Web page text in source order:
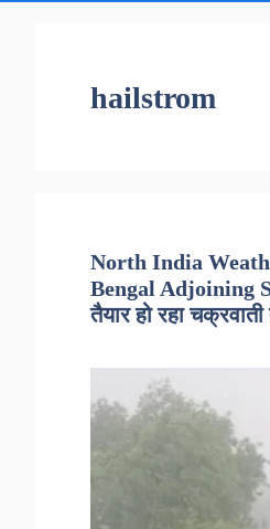
hailstrom
North India
Bengal Adjoining
तैयार हो रहा